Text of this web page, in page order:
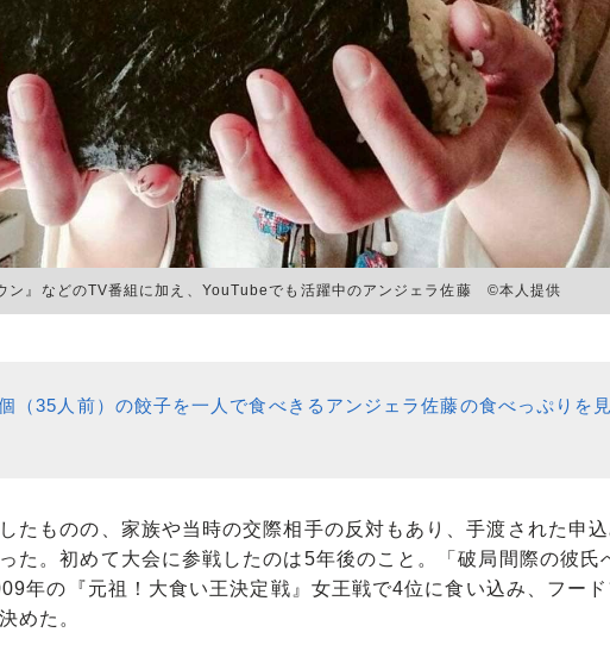
ン』などのTV番組に加え、YouTubeでも活躍中のアンジェラ佐藤 ©本人提供
（35人前）の餃子を一人で食べきるアンジェラ佐藤の食べっぷりを見
たものの、家族や当時の交際相手の反対もあり、手渡された申
た。初めて大会に参戦したのは5年後のこと。「破局間際の彼氏
年の『元祖！大食い王決定戦』女王戦で4位に食い込み、フード
めた。